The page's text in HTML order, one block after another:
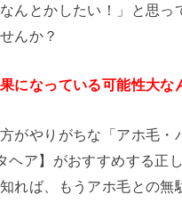
なんとかしたい！」と思
んか？
になっている可能性大な
がやりがちな「アホ毛
ヘア】がおすすめする正
れば、もうアホ毛との無